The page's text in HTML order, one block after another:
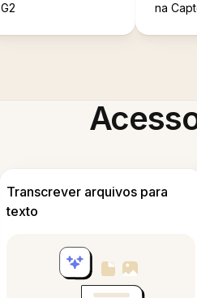
G2
na
Transcrever arquivos para
texto